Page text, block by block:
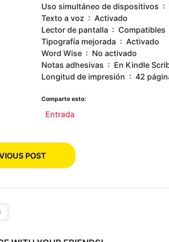
Uso
Texto a voz ‏ : ‎ Activado
Lector de pantalla ‏ : ‎ Compatibles
Tipografía mejorada ‏ : ‎ Activado
Word Wise ‏ : ‎ No activado
Notas adhesivas ‏ : ‎ En Kindle
Longitud de impresión ‏ : ‎ 42
Comparte esto:
Entrada
POST